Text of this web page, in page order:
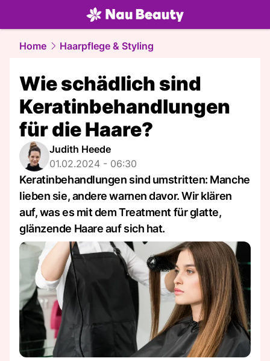
beauty.NAU.ch
Home Haarpflege & Styling
Wie schädlich sind
Keratinbehandlungen
für die Haare?
Judith Heede
01.02.2024 - 06:30
Keratinbehandlungen sind umstritten: Manche
lieben sie, andere warnen davor. Wir klären
auf, was es mit dem Treatment für glatte,
glänzende Haare auf sich hat.